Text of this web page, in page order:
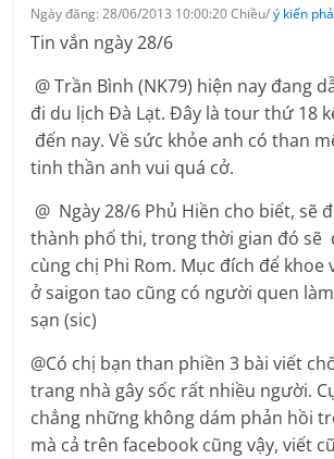
Ngày đăng: 28/06/2013 10:00:20 Chiều/ý kiến
Tin vắn ngày 28/6
@ Trần Bình (NK79) hiện nay đang
đi du lịch Đà Lạt. Đây là tour thứ 18
đến nay. Về sức khỏe anh có than
tinh thần anh vui quá cở.
@ Ngày 28/6 Phủ Hiền cho biết, sẽ
thành phố thi, trong thời gian đó sẽ
cùng chị Phi Rom. Mục đích để khoe
ở saigon tao cũng có người quen
sạn (sic)
@Có chị bạn than phiền 3 bài viết
trang nhà gây sốc rất nhiều người.
chẳng những không dám phản hồi
mà cả trên facebook cũng vậy, viết